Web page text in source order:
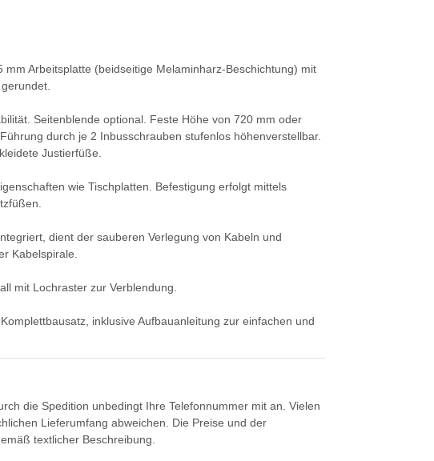
mm Arbeitsplatte (beidseitige Melaminharz-Beschichtung) mit
Seitenblende optional. Feste Höhe von 720 mm oder
durch je 2 Inbusschrauben stufenlos höhenverstellbar.
Justierfüße.
wie Tischplatten. Befestigung erfolgt mittels
dient der sauberen Verlegung von Kabeln und
Kabelspirale.
mit Lochraster zur Verblendung.
inklusive Aufbauanleitung zur einfachen und
die Spedition unbedingt Ihre Telefonnummer mit an. Vielen
Lieferumfang abweichen. Die Preise und der
textlicher Beschreibung.